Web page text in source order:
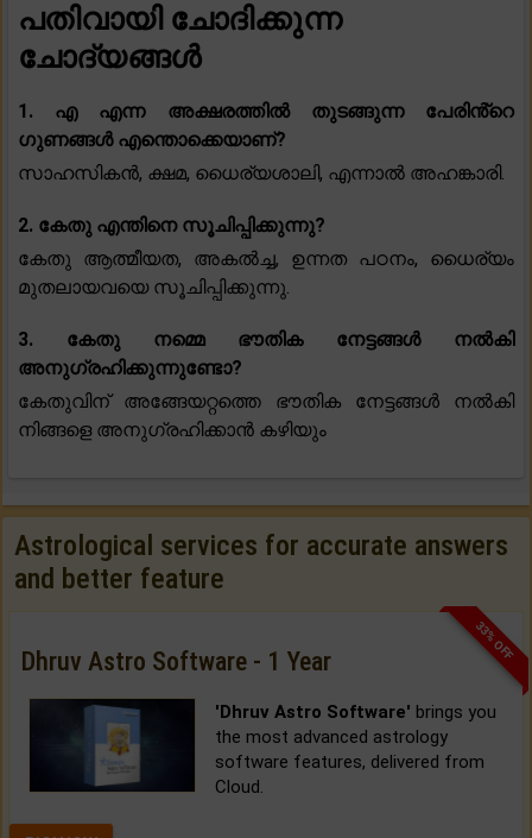
പതിവായി ചോദിക്കുന്ന
ചോദ്യങ്ങൾ
1. എ എന്ന അക്ഷരത്തിൽ തുടങ്ങുന്ന പേരിൻ്റെ
ഗുണങ്ങൾ എന്തൊക്കെയാണ്?
സാഹസികൻ, ക്ഷമ, ധൈര്യശാലി, എന്നാൽ അഹങ്കാരി.
2. കേതു എന്തിനെ സൂചിപ്പിക്കുന്നു?
കേതു ആത്മീയത, അകൽച്ച, ഉന്നത പഠനം, ധൈര്യം
മുതലായവയെ സൂചിപ്പിക്കുന്നു.
3. കേതു നമ്മെ ഭൗതിക നേട്ടങ്ങൾ നൽകി
അനുഗ്രഹിക്കുന്നുണ്ടോ?
കേതുവിന് അങ്ങേയറ്റത്തെ ഭൗതിക നേട്ടങ്ങൾ നൽകി
നിങ്ങളെ അനുഗ്രഹിക്കാൻ കഴിയും
Astrological services for accurate answers
and better feature
33% OFF
Dhruv Astro Software - 1 Year
'Dhruv Astro Software' brings you
the most advanced astrology
software features, delivered from
Cloud.